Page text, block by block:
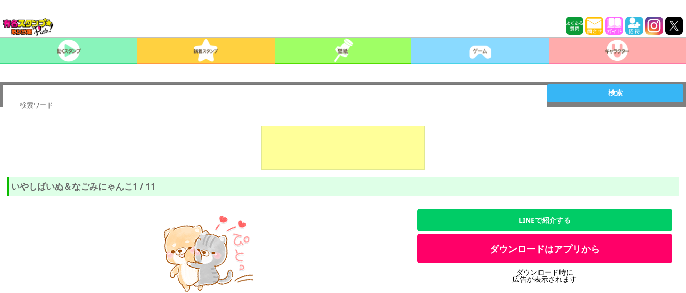
検索
いやしばいぬ＆なごみにゃんこ1 / 11
LINEで紹介する
ダウンロードはアプリから
ダウンロード時に
広告が表示されます